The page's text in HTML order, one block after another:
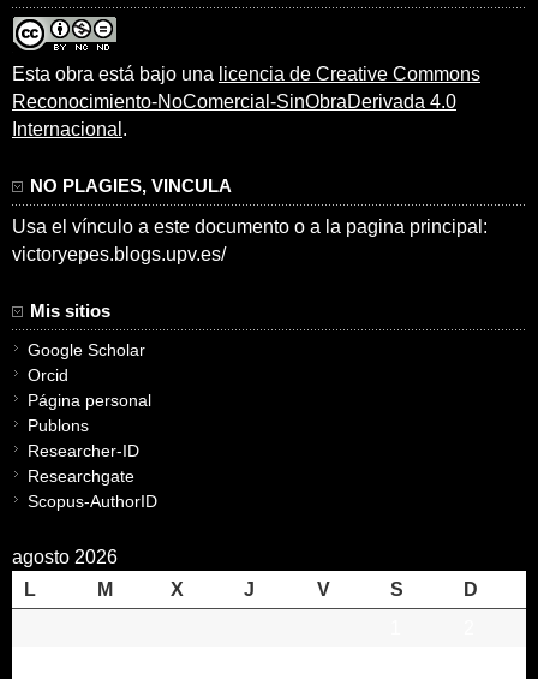
Esta obra está bajo una licencia de Creative Commons
Reconocimiento-NoComercial-SinObraDerivada 4.0
Internacional .
NO PLAGIES, VINCULA
Usa el vínculo a este documento o a la pagina principal:
victoryepes.blogs.upv.es/
Mis sitios
Google Scholar
Orcid
Página personal
Publons
Researcher-ID
Researchgate
Scopus-AuthorID
agosto 2026
L
M X J V S
D